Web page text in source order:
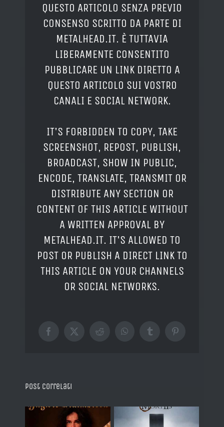
QUESTO ARTICOLO SENZA PREVIO
CONSENSO SCRITTO DA PARTE DI
METALHEAD.IT. È TUTTAVIA
LIBERAMENTE CONSENTITO
PUBBLICARE UN LINK DIRETTO A
QUESTO ARTICOLO SUI VOSTRO
CANALI E SOCIAL NETWORK.
IT'S FORBIDDEN TO COPY, TAKE
SCREENSHOT, REPOST, PUBLISH,
BROADCAST, SHOW IN PUBLIC,
ENCODE, TRANSLATE, TRANSMIT OR
DISTRIBUTE ANY SECTION OR
CONTENT OF THIS ARTICLE WITHOUT
A WRITTEN APPROVAL BY
METALHEAD.IT. IT'S ALLOWED TO
POST OR PUBLISH A DIRECT LINK TO
THIS ARTICLE ON YOUR CHANNELS
OR SOCIAL NETWORKS.
Facebook
X RedditWhatsAppTumblrPinterest
Post correlati